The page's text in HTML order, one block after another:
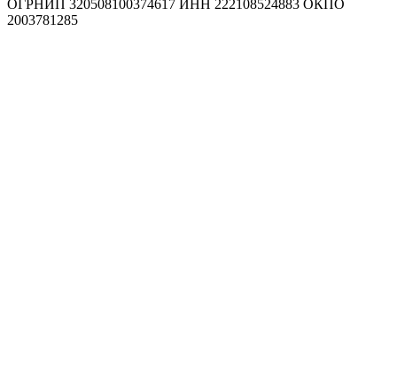
ОГРНИП 320508100374617 ИНН 222108524883 ОКПО
2003781285